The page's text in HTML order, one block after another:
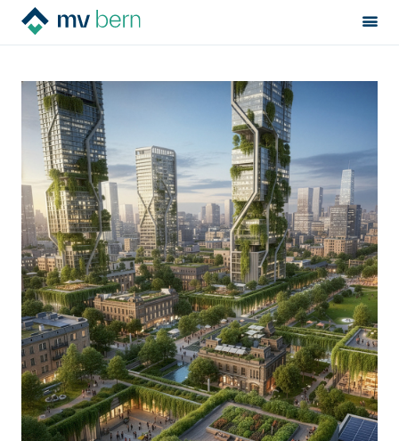
Mietrecht
Hilfe von Fachleuten
Politik & Positionen
Über uns
Français
Kontakt
Newsletter
Mitglied werden